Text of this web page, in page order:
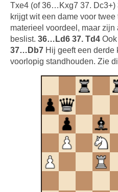
Txe4 (of 36…Kxg7 37. Dc3+)
krijgt wit een dame voor
materieel voordeel, maar zijn
beslist. 36…Ld6 37. Td4
37…Db7 Hij geeft een
voorlopig standhouden. Zie